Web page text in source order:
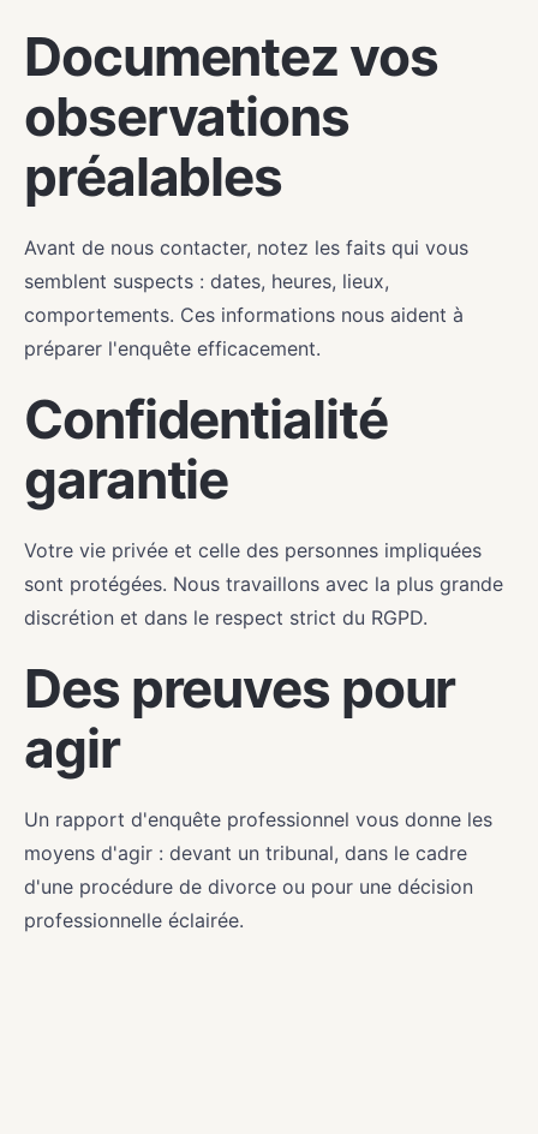
Documentez vos
observations
préalables
Avant de nous contacter, notez les faits qui vous
semblent suspects : dates, heures, lieux,
comportements. Ces informations nous aident à
préparer l'enquête efficacement.
Confidentialité
garantie
Votre vie privée et celle des personnes impliquées
sont protégées. Nous travaillons avec la plus grande
discrétion et dans le respect strict du RGPD.
Des preuves pour
agir
Un rapport d'enquête professionnel vous donne les
moyens d'agir : devant un tribunal, dans le cadre
d'une procédure de divorce ou pour une décision
professionnelle éclairée.